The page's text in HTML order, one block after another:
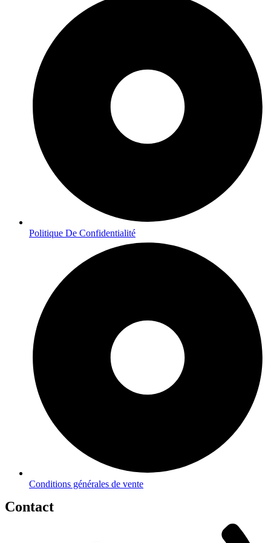
Politique De Confidentialité
Conditions générales de vente
Contact